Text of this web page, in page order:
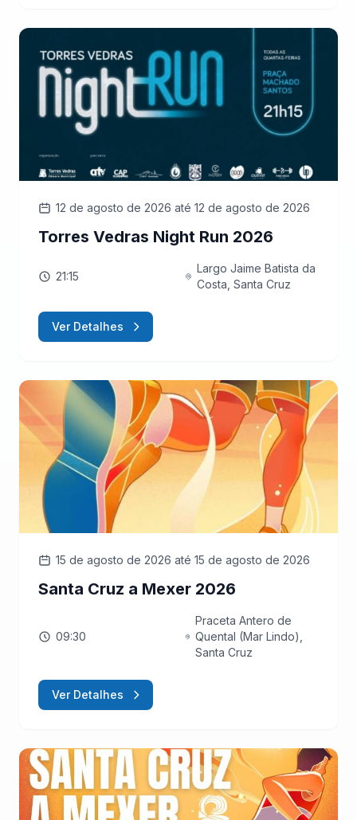
12 de agosto de 2026 até 12 de agosto de 2026
Torres Vedras Night Run 2026
21:15
Largo Jaime Batista da
Costa, Santa Cruz
Ver Detalhes
15 de agosto de 2026 até 15 de agosto de 2026
Santa Cruz a Mexer 2026
09:30
Praceta Antero de
Quental (Mar Lindo),
Santa Cruz
Ver Detalhes